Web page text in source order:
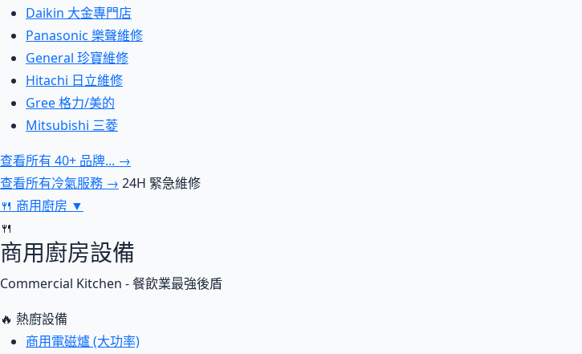
Daikin 大金專門店
Panasonic 樂聲維修
General 珍寶維修
Hitachi 日立維修
Gree 格力/美的
Mitsubishi 三菱
查看所有 40+ 品牌... →
查看所有冷氣服務 → 24H 緊急維修
🍴 商用廚房 ▼
🍴
商用廚房設備
Commercial Kitchen - 餐飲業最強後盾
🔥 熱廚設備
商用電磁爐 (大功率)